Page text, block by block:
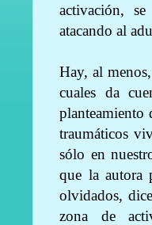
activación,
atacando al
Hay, al
cuales da
planteamiento
traumáticos
sólo en
que la autora
olvidados,
zona de